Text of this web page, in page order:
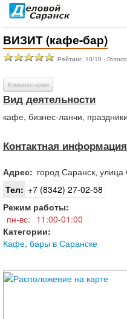
ВИЗИТ (кафе-бар)
Рейтинг: 10/10 -
Комментарии
Вид деятельности
кафе, бизнес-ланчи, праздники
Контактная информация
Адрес: город Саранск, улица
Тел: +7 (8342) 27-02-58
Режим работы:
пн-вс: 11:00-01:00
Категории:
Кафе, бары в Саранске